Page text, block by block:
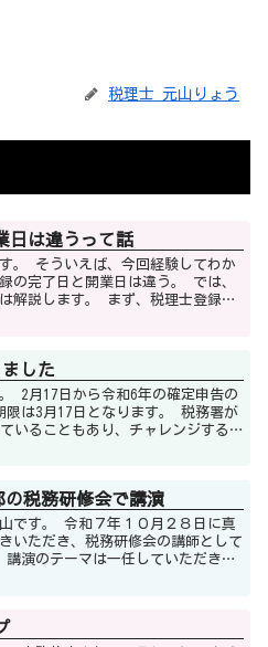
税理士 元山りょう
日は違うって話
てわか
了日と開業日は違う。 では、
まず、税理士登録の
した
の
いることもあり、チャレンジする
税務研修会で講演
月２８日に真
いただき、税務研修会の講師として